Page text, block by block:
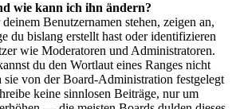
wie kann ich ihn ändern?
Benutzernamen stehen, zeigen an,
du bislang erstellt hast oder identifizieren
wie Moderatoren und Administratoren.
du den Wortlaut eines Ranges nicht
sie von der Board-Administration festgelegt
keine sinnlosen Beiträge, nur um